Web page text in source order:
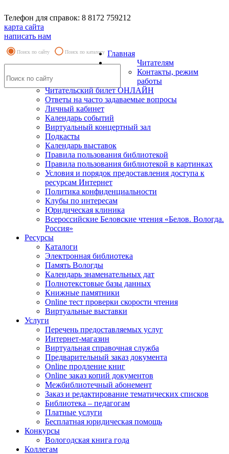
Телефон для справок: 8 8172 759212
карта сайта
написать нам
Поиск по сайту Поиск по каталогу Главная
Читателям
Контакты, режим
работы
Читательский билет ОНЛАЙН
Ответы на часто задаваемые вопросы
Личный кабинет
Календарь событий
Виртуальный концертный зал
Подкасты
Календарь выставок
Правила пользования библиотекой
Правила пользования библиотекой в картинках
Условия и порядок предоставления доступа к
ресурсам Интернет
Политика конфиденциальности
Клубы по интересам
Юридическая клиника
Всероссийские Беловские чтения «Белов. Вологда.
Россия»
Ресурсы
Каталоги
Электронная библиотека
Память Вологды
Календарь знаменательных дат
Полнотекстовые базы данных
Книжные памятники
Online тест проверки скорости чтения
Виртуальные выставки
Услуги
Перечень предоставляемых услуг
Интернет-магазин
Виртуальная справочная служба
Предварительный заказ документа
Online продление книг
Online заказ копий документов
Межбиблиотечный абонемент
Заказ и редактирование тематических списков
Библиотека – педагогам
Платные услуги
Бесплатная юридическая помощь
Конкурсы
Вологодская книга года
Коллегам